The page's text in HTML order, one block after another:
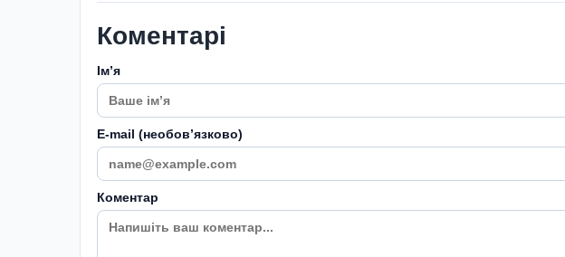
Коментарі
Імʼя
E-mail (необовʼязково)
Коментар